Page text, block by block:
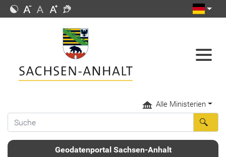
Alle Ministerien
Geodatenportal Sachsen-Anhalt